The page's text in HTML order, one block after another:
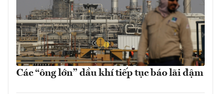
Các “ông lớn” dầu khí tiếp tục báo lãi đậm